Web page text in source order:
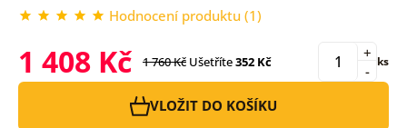
Hodnocení produktu (1)
1 408 Kč 1 760 Kč Ušetříte352 Kč -
+ ks
VLOŽIT DO KOŠÍKU